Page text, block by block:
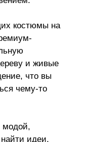
костюмы на
и живые
что вы
чему-то
модой,
идеи,